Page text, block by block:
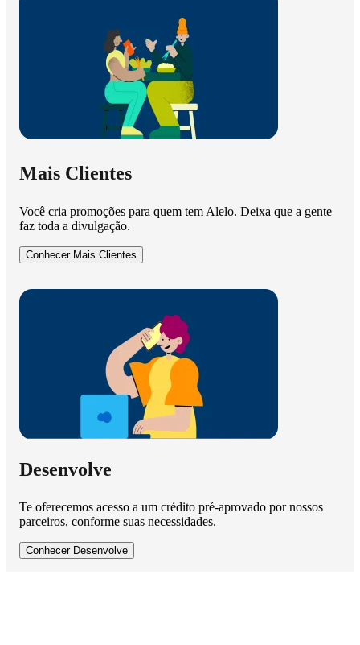
Mais Clientes
Você cria promoções para quem tem Alelo. Deixa que a gente
faz toda a divulgação.
Conhecer Mais Clientes
Desenvolve
Te oferecemos acesso a um crédito pré-aprovado por nossos
parceiros, conforme suas necessidades.
Conhecer Desenvolve